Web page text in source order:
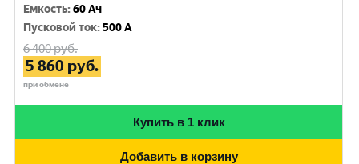
Емкость:60 Ач
Пусковой ток:500 A
6 400руб.
5 860 руб.
при обмене
Купить в 1 клик
Добавить в корзину